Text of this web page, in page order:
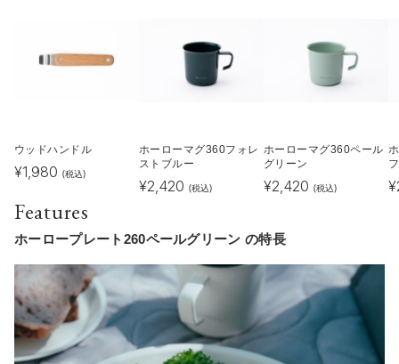
ウッドハンドル
¥1,980 (税込)
ホーローマグ360フォレ
ストブルー
¥2,420 (税込)
ホーローマグ360ペール
グリーン
¥2,420 (税込) ¥
Features
ホーロープレート260ペールグリーン の特長